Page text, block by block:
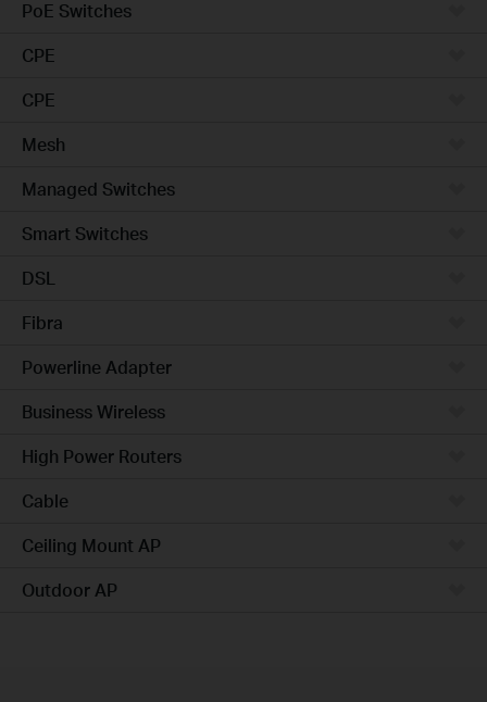
PoE Switches
CPE
CPE
Mesh
Managed Switches
Smart Switches
DSL
Fibra
Powerline Adapter
Business Wireless
High Power Routers
Cable
Ceiling Mount AP
Outdoor AP